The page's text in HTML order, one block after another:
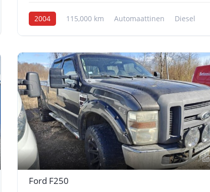
2004 115,000 km Automaattinen Diesel
Ford F250